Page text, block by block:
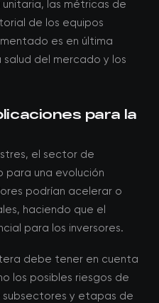
las métricas de
de los equipos
es en última
del mercado y los
para la
el sector de
para una evolución
podrían acelerar o
haciendo que el
para los inversores.
debe tener en cuenta
los posibles riesgos de
y etapas de